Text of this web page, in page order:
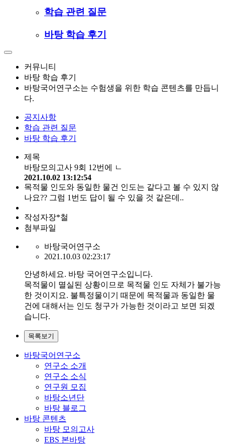
학습 관련 질문
바탕 학습 후기
커뮤니티
바탕 학습 후기
바탕국어연구소는 수험생을 위한 학습 콘텐츠를 만듭니
다.
공지사항
학습 관련 질문
바탕 학습 후기
제목
바탕모의고사 9회 12번에 ㄴ
2021.10.02 13:12:54
목적물 인도와 동일한 물건 인도는 같다고 볼 수 있지 않
나요?? 그럼 1번도 답이 될 수 있을 것 같은데..
작성자장*철
첨부파일
바탕국어연구소
2021.10.03 02:23:17
안녕하세요. 바탕 국어연구소입니다.
목적물이 멸실된 상황이므로 목적물 인도 자체가 불가능
한 것이지요. 불특정물이기 때문에 목적물과 동일한 물
건에 대해서는 인도 청구가 가능한 것이라고 보면 되겠
습니다.
목록보기
바탕국어연구소
연구소 소개
연구소 소식
연구원 모집
바탕소년단
바탕 블로그
바탕 콘텐츠
바탕 모의고사
EBS 본바탕